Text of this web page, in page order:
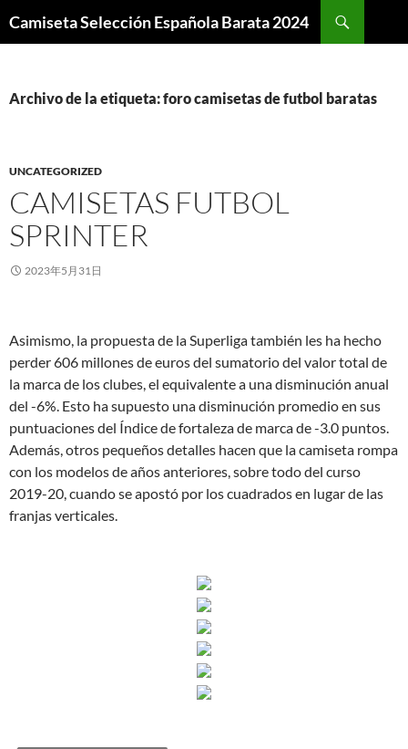
Camiseta Selección Española Barata 2024
Archivo de la etiqueta: foro camisetas de futbol baratas
UNCATEGORIZED
CAMISETAS FUTBOL
SPRINTER
2023年5月31日
Asimismo, la propuesta de la Superliga también les ha hecho
perder 606 millones de euros del sumatorio del valor total de
la marca de los clubes, el equivalente a una disminución anual
del -6%. Esto ha supuesto una disminución promedio en sus
puntuaciones del Índice de fortaleza de marca de -3.0 puntos.
Además, otros pequeños detalles hacen que la camiseta rompa
con los modelos de años anteriores, sobre todo del curso
2019-20, cuando se apostó por los cuadrados en lugar de las
franjas verticales.